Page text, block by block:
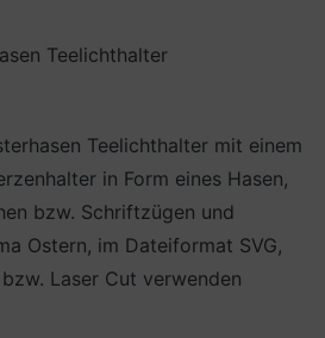
Teelichthalter
Teelichthalter mit einem
in Form eines Hasen,
bzw. Schriftzügen und
Ostern, im Dateiformat SVG,
Laser Cut verwenden